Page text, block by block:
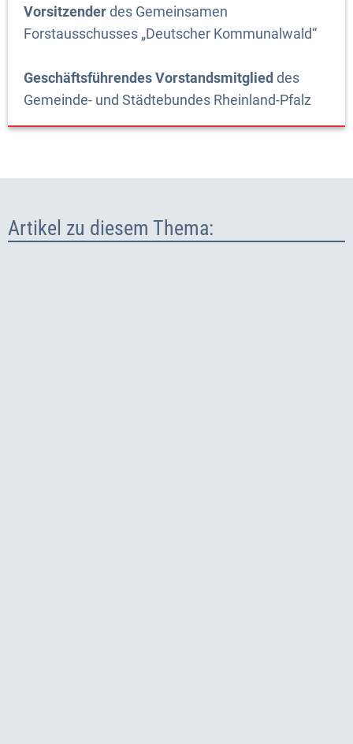
Vorsitzenderdes Gemeinsamen
Forstausschusses „Deutscher Kommunalwald“
Geschäftsführendes Vorstandsmitglied des
Gemeinde- und Städtebundes Rheinland-Pfalz
Artikel zu diesem Thema: